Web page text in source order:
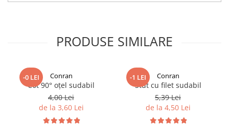
20 x 20
25 x 25
PRODUSE SIMILARE
-0 LEI Conran
Cot 90° oțel sudabil
4,00 Lei
de la 3,60 Lei
-1 LEI Conran
Stut cu filet sudabil
5,39 Lei
de la 4,50 Lei